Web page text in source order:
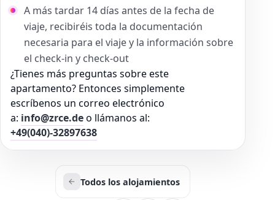
A más tardar 14 días antes de la fecha de
viaje, recibiréis toda la documentación
necesaria para el viaje y la información sobre
el check-in y check-out
¿Tienes más preguntas sobre este
apartamento? Entonces simplemente
escríbenos un correo electrónico
a: info@zrce.deo llámanos al:
+49(040)-32897638
Todos los alojamientos